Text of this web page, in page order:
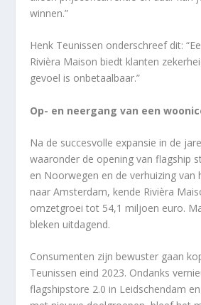
winnen.”
Henk Teunissen onderschreef dit:
Rivièra Maison biedt klanten
gevoel is onbetaalbaar.”
Op- en neergang van een
Na de succesvolle expansie in de
waaronder de opening van flagship
en Noorwegen en de verhuizing
naar Amsterdam, kende Rivièra
omzetgroei tot 54,1 miljoen euro.
bleken uitdagend.
Consumenten zijn bewuster gaan
Teunissen eind 2023. Ondanks
flagshipstore 2.0 in Leidschendam